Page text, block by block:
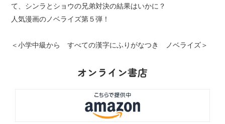
て、シンラとショウの兄弟対決の結果はいかに？
人気漫画のノベライズ第５弾！
＜小学中級から すべての漢字にふりがなつき ノベライズ＞
オンライン書店